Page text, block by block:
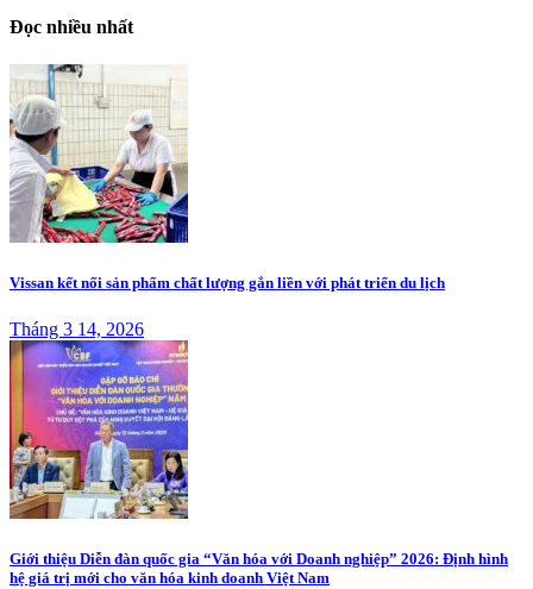
Đọc nhiều nhất
Vissan kết nối sản phẩm chất lượng gắn liền với phát triển du lịch
Tháng 3 14, 2026
Giới thiệu Diễn đàn quốc gia “Văn hóa với Doanh nghiệp” 2026: Định hình
hệ giá trị mới cho văn hóa kinh doanh Việt Nam